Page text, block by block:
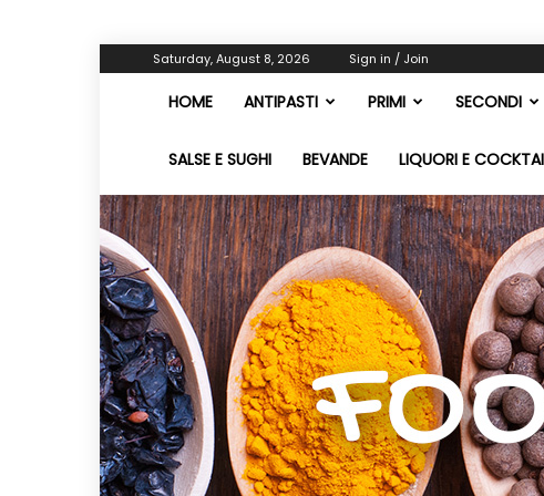
Saturday, August 8, 2026 Sign in / Join
HOME ANTIPASTI PRIMI SECONDI
SALSE E SUGHI BEVANDE LIQUORI E